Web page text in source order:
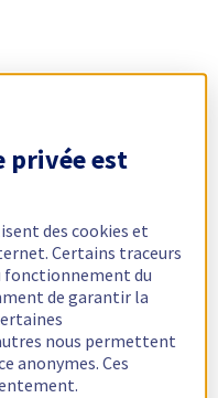
privée est
des cookies et
Certains traceurs
fonctionnement du
de garantir la
nous permettent
anonymes. Ces